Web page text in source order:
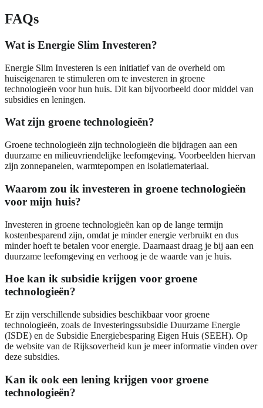
FAQs
Wat is Energie Slim Investeren?
Energie Slim Investeren is een initiatief van de overheid om
huiseigenaren te stimuleren om te investeren in groene
technologieën voor hun huis. Dit kan bijvoorbeeld door middel van
subsidies en leningen.
Wat zijn groene technologieën?
Groene technologieën zijn technologieën die bijdragen aan een
duurzame en milieuvriendelijke leefomgeving. Voorbeelden hiervan
zijn zonnepanelen, warmtepompen en isolatiemateriaal.
Waarom zou ik investeren in groene technologieën
voor mijn huis?
Investeren in groene technologieën kan op de lange termijn
kostenbesparend zijn, omdat je minder energie verbruikt en dus
minder hoeft te betalen voor energie. Daarnaast draag je bij aan een
duurzame leefomgeving en verhoog je de waarde van je huis.
Hoe kan ik subsidie krijgen voor groene
technologieën?
Er zijn verschillende subsidies beschikbaar voor groene
technologieën, zoals de Investeringssubsidie Duurzame Energie
(ISDE) en de Subsidie Energiebesparing Eigen Huis (SEEH). Op
de website van de Rijksoverheid kun je meer informatie vinden over
deze subsidies.
Kan ik ook een lening krijgen voor groene
technologieën?